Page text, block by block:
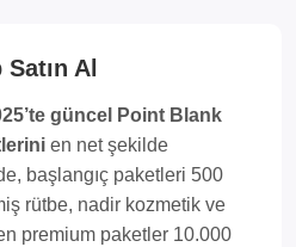
Al
güncel Point Blank
en net şekilde
başlangıç paketleri 500
rütbe, nadir kozmetik ve
premium paketler 10.000